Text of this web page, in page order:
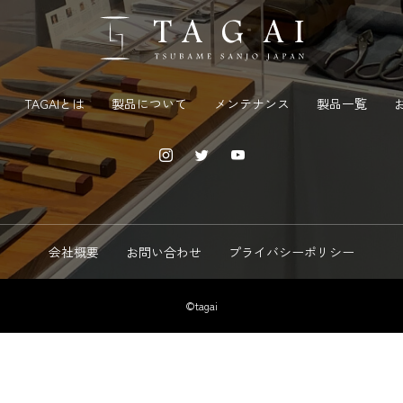
TAGAIとは 製品について メンテナンス 製品一覧
会社概要 お問い合わせ プライバシーポリシー
©tagai